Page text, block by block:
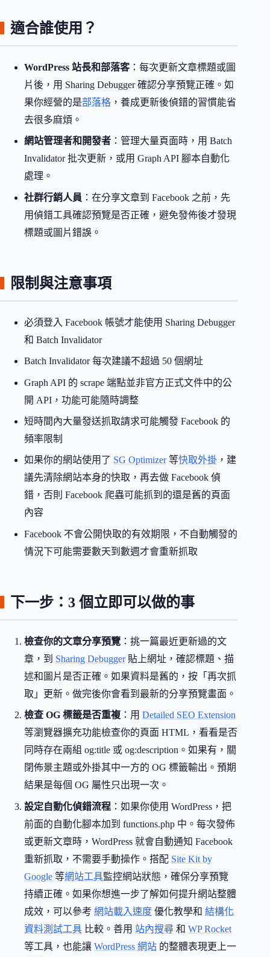
適合誰使用？
WordPress 站長和部落客 ：每次更新文章標題或圖
片後，用 Sharing Debugger 確認分享預覽正確。如
果你經營的是部落格 ，養成更新後偵錯的習慣能省
去很多麻煩。
網站管理者和開發者 ：管理大量頁面時，用 Batch
Invalidator 批次更新，或用 Graph API 腳本自動化
處理。
社群行銷人員 ：在分享文章到 Facebook 之前，先
用偵錯工具確認預覽是否正確，避免發佈後才發現
標題或圖片錯誤。
限制與注意事項
必須登入 Facebook 帳號才能使用 Sharing Debugger
和 Batch Invalidator
Batch Invalidator 每次建議不超過 50 個網址
Graph API 的 scrape 端點並非官方正式文件中的公
開 API，功能可能隨時調整
短時間內大量發送抓取請求可能觸發 Facebook 的
頻率限制
如果你的網站使用了 SG Optimizer等快取外掛 ，建
議先清除網站本身的快取，再去做 Facebook 偵
錯，否則 Facebook 爬蟲可能抓到的還是舊的頁面
內容
Facebook 不會公開快取的有效期限，不自動觸發的
情況下可能需要數天到數週才會重新抓取
下一步：3 個立即可以做的事
檢查你的文章分享預覽 ：挑一篇最近更新過的文
章，到 Sharing Debugger貼上網址，確認標題、描
述和圖片是否正確。如果資料是舊的，按「再次抓
取」更新。做完後你會看到最新的分享預覽畫面。
檢查 OG 標籤是否重複 ：用 Detailed SEO Extension
等瀏覽器擴充功能檢查你的頁面 HTML，看看是否
同時存在兩組 og:title 或 og:description。如果有，關
閉佈景主題或外掛其中一方的 OG 標籤輸出。預期
結果是每個 OG 屬性只出現一次。
設定自動化偵錯流程 ：如果你使用 WordPress，把
前面的自動化腳本加到 functions.php 中。每次發佈
或更新文章時，WordPress 就會自動通知 Facebook
重新抓取，不需要手動操作。搭配 Site Kit by
Google 等網站工具監控網站狀態，確保分享預覽
持續正確。如果你想進一步了解如何提升網站整體
成效，可以參考 網站載入速度 優化教學和 結構化
資料測試工具 比較。善用 站內搜尋 和 WP Rocket
等工具，也能讓 WordPress 網站 的整體表現更上一